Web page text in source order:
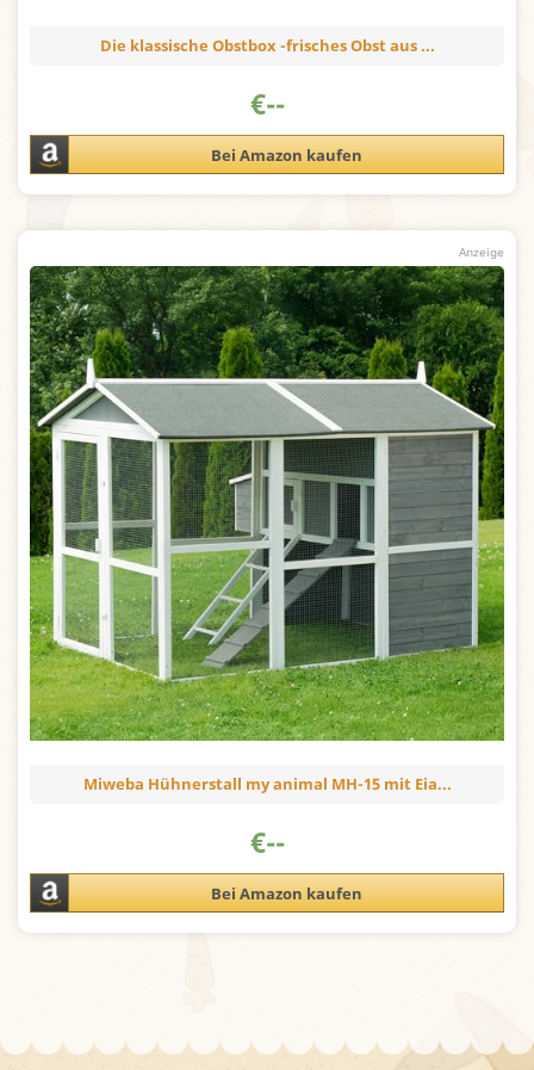
Die klassische Obstbox -frisches Obst aus ...
€--
Bei Amazon kaufen
Miweba Hühnerstall my animal MH-15 mit Eia...
€--
Bei Amazon kaufen